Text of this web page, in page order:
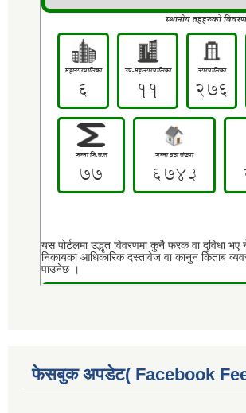
फेसबुक अपडेट( Facebook